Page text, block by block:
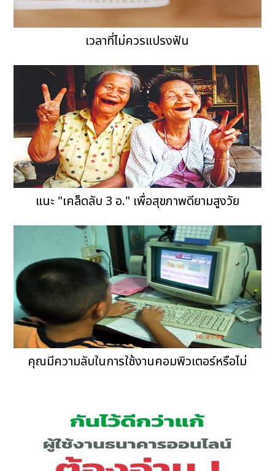
เวลาที่ไม่ควรแปรงฟัน
แนะ "เคล็ดลับ 3 อ." เพื่อสุขภาพดียามสูงวัย
คุณมีความลับในการใช้งานคอมพิวเตอร์หรือไม่